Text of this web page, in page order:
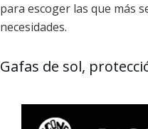
para escoger las que más
necesidades.
Gafas de sol,